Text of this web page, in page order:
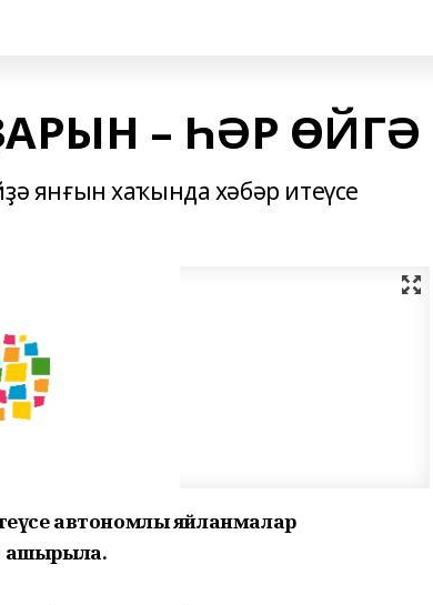
– ҺӘР ӨЙГӘ
янғын хаҡында хәбәр итеүсе
автономлы яйланмалар
ашырыла.